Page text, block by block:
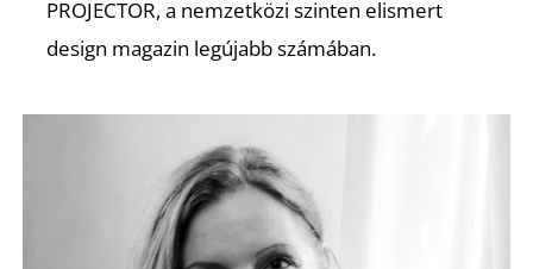
PROJECTOR, a nemzetközi szinten elismert
design magazin legújabb számában.